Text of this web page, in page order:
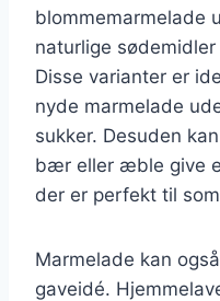
blommemarmelade
naturlige
Disse varianter er
nyde marmelade
sukker. Desuden
bær eller æble give
der er perfekt til
Marmelade kan
gaveidé.